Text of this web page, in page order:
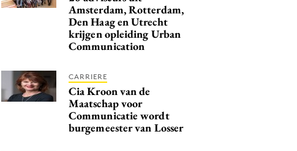
Amsterdam, Rotterdam,
Den Haag en Utrecht
krijgen opleiding Urban
Communication
CARRIERE
Cia Kroon van de
Maatschap voor
Communicatie wordt
burgemeester van Losser